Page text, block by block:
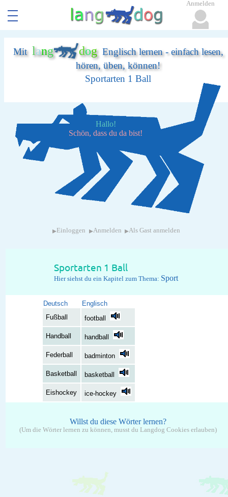
Mit lang dogEnglisch lernen - einfach lesen,
hören, üben, können!
Sportarten 1 Ball
Hallo!
Schön, dass du da bist!
▸ Einloggen ▸Anmelden ▸Als Gast anmelden
Sportarten 1 Ball
Hier siehst du ein Kapitel zum Thema: Sport
Deutsch
Englisch
Fußball
football
Handball handball
Federball badminton
Basketball basketball
Eishockey ice-hockey
Willst du diese Wörter lernen?
(Um die Wörter lernen zu können, musst du Langdog Cookies erlauben)
Anmelden